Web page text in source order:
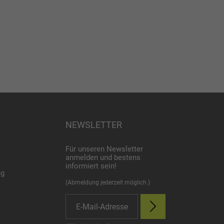
NEWSLETTER
Für unseren Newsletter
anmelden und bestens
informiert sein!
(Abmeldung jederzeit möglich.)